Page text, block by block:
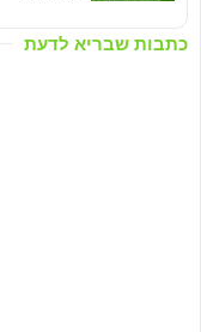
כתבות שבריא לדעת